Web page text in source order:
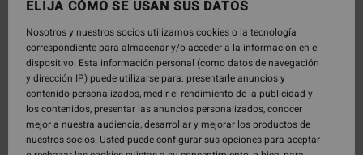
ELIJA CÓMO SE USAN SUS DATOS
Nosotros y nuestros socios utilizamos cookies o la tecnología
correspondiente para almacenar y/o acceder a la información en el
dispositivo. Esta información personal (como datos de navegación
y dirección IP) puede utilizarse para: presentarle anuncios y
contenido personalizados, medir el rendimiento de la publicidad y
los contenidos, presentar las anuncios personalizados, conocer
mejor a nuestra audiencia, desarrollar y mejorar los productos de
nuestros socios. Usted puede configurar sus opciones para aceptar